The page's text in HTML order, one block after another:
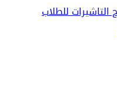
التاشيرات للطلاب